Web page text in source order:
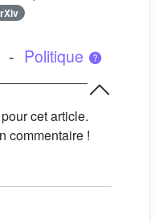
- Politique
cet article.
commentaire !